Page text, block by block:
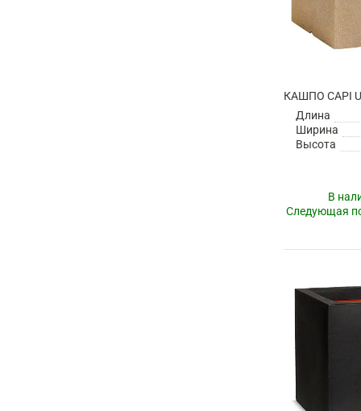
Длина
Ширина
Высота
В
Следующая